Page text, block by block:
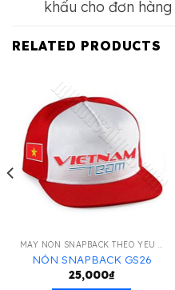
khấu cho đơn
RELATED PRODUCTS
MAY NÓN SNAPBACK THEO YÊU CẦU
NÓN SNAPBACK GS26
25,000₫